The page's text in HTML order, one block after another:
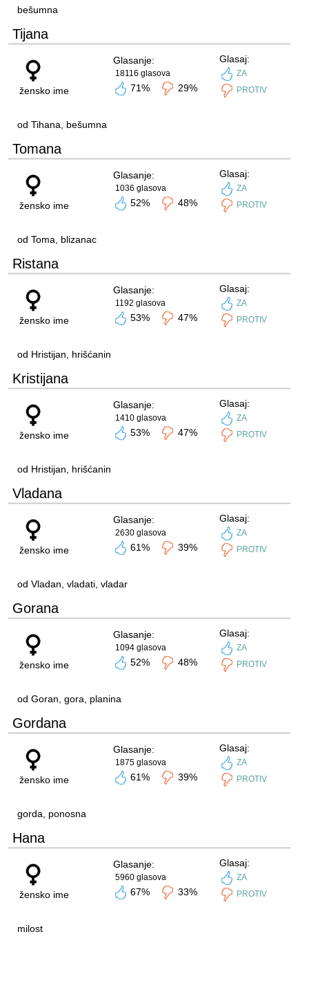
bešumna
Tijana
žensko ime
Glasanje:
18116 glasova
71% 29%
Glasaj:
ZA
PROTIV
od Tihana, bešumna
Tomana
žensko ime
Glasanje:
1036 glasova
52% 48%
Glasaj:
ZA
PROTIV
od Toma, blizanac
Ristana
žensko ime
Glasanje:
1192 glasova
53% 47%
Glasaj:
ZA
PROTIV
od Hristijan, hrišćanin
Kristijana
žensko ime
Glasanje:
1410 glasova
53% 47%
Glasaj:
ZA
PROTIV
od Hristijan, hrišćanin
Vladana
žensko ime
Glasanje:
2630 glasova
61% 39%
Glasaj:
ZA
PROTIV
od Vladan, vladati, vladar
Gorana
žensko ime
Glasanje:
1094 glasova
52% 48%
Glasaj:
ZA
PROTIV
od Goran, gora, planina
Gordana
žensko ime
Glasanje:
1875 glasova
61% 39%
Glasaj:
ZA
PROTIV
gorda, ponosna
Hana
žensko ime
Glasanje:
5960 glasova
67% 33%
Glasaj:
ZA
PROTIV
milost